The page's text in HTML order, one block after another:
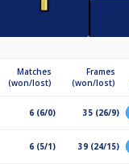
Matches
(won/lost)
Frames
(won/lost)
6 (6/0) 35 (26/9)
6 (5/1) 39 (24/15)